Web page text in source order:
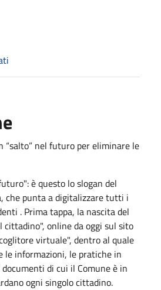
“salto” nel futuro per eliminare le
è questo lo slogan del
che punta a digitalizzare tutti i
. Prima tappa, la nascita del
cittadino", online da oggi sul sito
virtuale", dentro al quale
informazioni, le pratiche in
di cui il Comune è in
ogni singolo cittadino.